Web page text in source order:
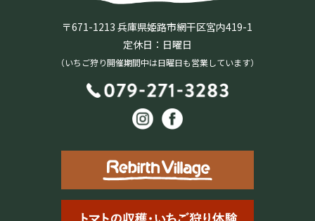
〒671-1213 兵庫県姫路市網干区宮内419-1
定休日：日曜日
（いちご狩り開催期間中は日曜日も営業しています）